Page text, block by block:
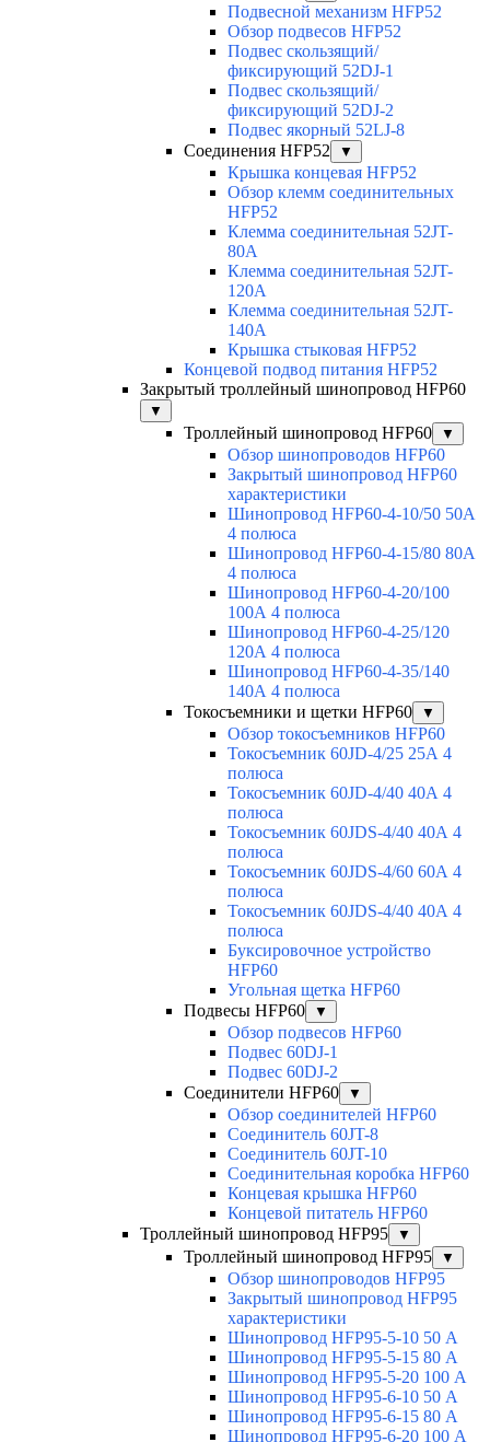
Подвесной механизм HFP52
Обзор подвесов HFP52
Подвес скользящий/
фиксирующий 52DJ-1
Подвес скользящий/
фиксирующий 52DJ-2
Подвес якорный 52LJ-8
Соединения HFP52
▼
Крышка концевая HFP52
Обзор клемм соединительных
HFP52
Клемма соединительная 52JT-
80A
Клемма соединительная 52JT-
120A
Клемма соединительная 52JT-
140A
Крышка стыковая HFP52
Концевой подвод питания HFP52
Закрытый троллейный шинопровод HFP60
▼
Троллейный шинопровод HFP60 ▼
Обзор шинопроводов HFP60
Закрытый шинопровод HFP60
характеристики
Шинопровод HFP60-4-10/50 50А
4 полюса
Шинопровод HFP60-4-15/80 80А
4 полюса
Шинопровод HFP60-4-20/100
100А 4 полюса
Шинопровод HFP60-4-25/120
120А 4 полюса
Шинопровод HFP60-4-35/140
140А 4 полюса
Токосъемники и щетки HFP60
▼
Обзор токосъемников HFP60
Токосъемник 60JD-4/25 25А 4
полюса
Токосъемник 60JD-4/40 40А 4
полюса
Токосъемник 60JDS-4/40 40А 4
полюса
Токосъемник 60JDS-4/60 60А 4
полюса
Токосъемник 60JDS-4/40 40А 4
полюса
Буксировочное устройство
HFP60
Угольная щетка HFP60
Подвесы HFP60
▼
Обзор подвесов HFP60
Подвес 60DJ-1
Подвес 60DJ-2
Соединители HFP60
▼
Обзор соединителей HFP60
Соединитель 60JT-8
Соединитель 60JT-10
Соединительная коробка HFP60
Концевая крышка HFP60
Концевой питатель HFP60
Троллейный шинопровод HFP95
▼
Троллейный шинопровод HFP95 ▼
Обзор шинопроводов HFP95
Закрытый шинопровод HFP95
характеристики
Шинопровод HFP95-5-10 50 А
Шинопровод HFP95-5-15 80 А
Шинопровод HFP95-5-20 100 А
Шинопровод HFP95-6-10 50 А
Шинопровод HFP95-6-15 80 А
Шинопровод HFP95-6-20 100 А